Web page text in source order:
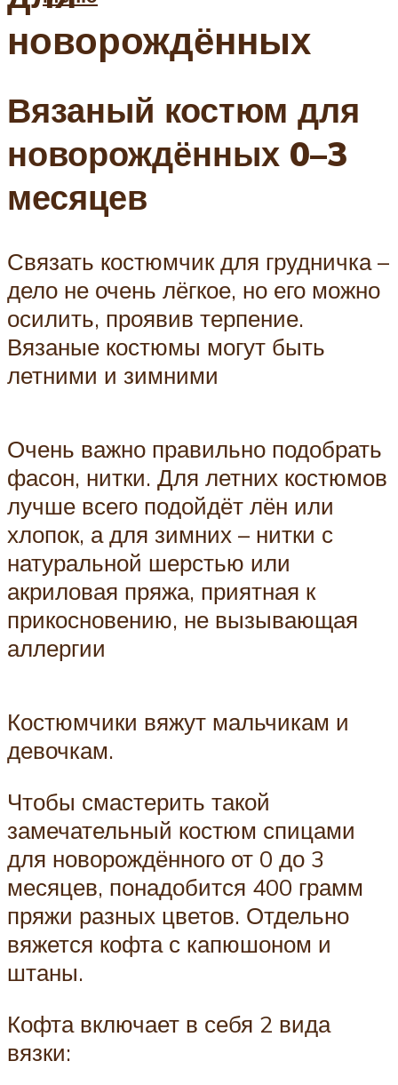
новорождённых
Вязаный костюм для
новорождённых 0–3
месяцев
Связать костюмчик для грудничка –
дело не очень лёгкое, но его можно
осилить, проявив терпение.
Вязаные костюмы могут быть
летними и зимними
Очень важно правильно подобрать
фасон, нитки. Для летних костюмов
лучше всего подойдёт лён или
хлопок, а для зимних – нитки с
натуральной шерстью или
акриловая пряжа, приятная к
прикосновению, не вызывающая
аллергии
Костюмчики вяжут мальчикам и
девочкам.
Чтобы смастерить такой
замечательный костюм спицами
для новорождённого от 0 до 3
месяцев, понадобится 400 грамм
пряжи разных цветов. Отдельно
вяжется кофта с капюшоном и
штаны.
Кофта включает в себя 2 вида
вязки: